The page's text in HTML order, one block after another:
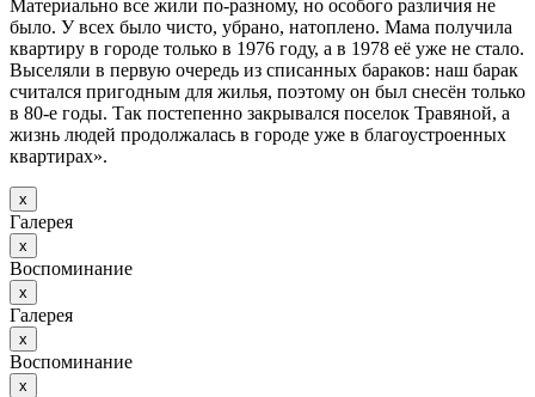
Материально все жили по-разному, но особого различия не
было. У всех было чисто, убрано, натоплено. Мама получила
квартиру в городе только в 1976 году, а в 1978 её уже не стало.
Выселяли в первую очередь из списанных бараков: наш барак
считался пригодным для жилья, поэтому он был снесён только
в 80-е годы. Так постепенно закрывался поселок Травяной, а
жизнь людей продолжалась в городе уже в благоустроенных
квартирах».
х
Галерея
х
Воспоминание
х
Галерея
х
Воспоминание
х